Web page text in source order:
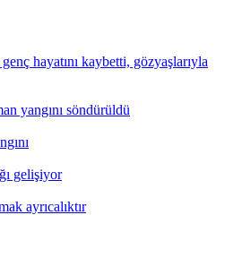
hayatını kaybetti, gözyaşlarıyla
yangını söndürüldü
gelişiyor
ayrıcalıktır